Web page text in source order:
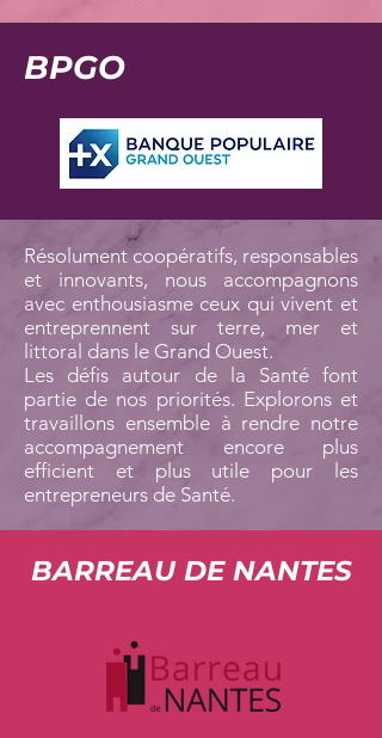
BPGO
Résolument coopératifs, responsables
et innovants, nous accompagnons
avec enthousiasme ceux qui vivent et
entreprennent sur terre, mer et
littoral dans le Grand Ouest.
Les défis autour de la Santé font
partie de nos priorités. Explorons et
travaillons ensemble à rendre notre
accompagnement encore plus
efficient et plus utile pour les
entrepreneurs de Santé.
BARREAU DE NANTES